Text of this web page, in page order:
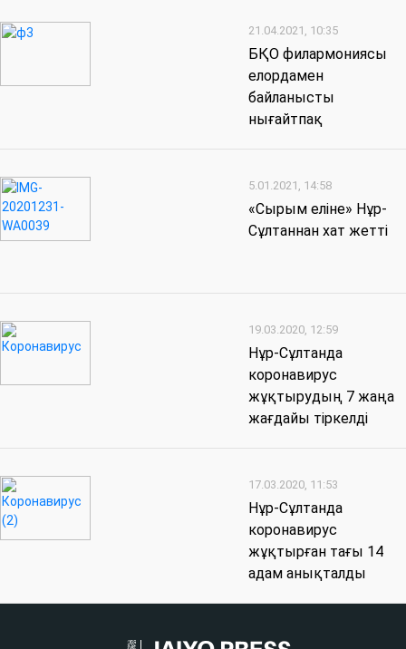
21.04.2021, 10:35
БҚО филармониясы
елордамен
байланысты
нығайтпақ
5.01.2021, 14:58
«Сырым еліне» Нұр-
Сұлтаннан хат жетті
19.03.2020, 12:59
Нұр-Сұлтанда
коронавирус
жұқтырудың 7 жаңа
жағдайы тіркелді
17.03.2020, 11:53
Нұр-Сұлтанда
коронавирус
жұқтырған тағы 14
адам анықталды